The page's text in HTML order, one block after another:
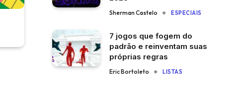
Sherman Castelo ESPECIAIS
7 jogos que fogem do
padrão e reinventam suas
próprias regras
Eric Bortoleto LISTAS